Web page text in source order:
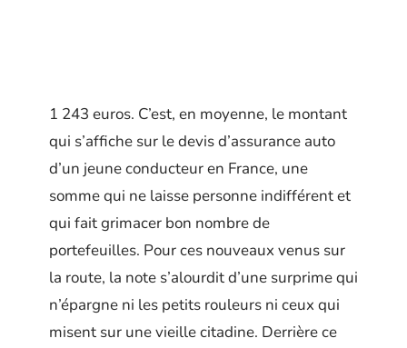
1 243 euros. C’est, en moyenne, le montant
qui s’affiche sur le devis d’assurance auto
d’un jeune conducteur en France, une
somme qui ne laisse personne indifférent et
qui fait grimacer bon nombre de
portefeuilles. Pour ces nouveaux venus sur
la route, la note s’alourdit d’une surprime qui
n’épargne ni les petits rouleurs ni ceux qui
misent sur une vieille citadine. Derrière ce